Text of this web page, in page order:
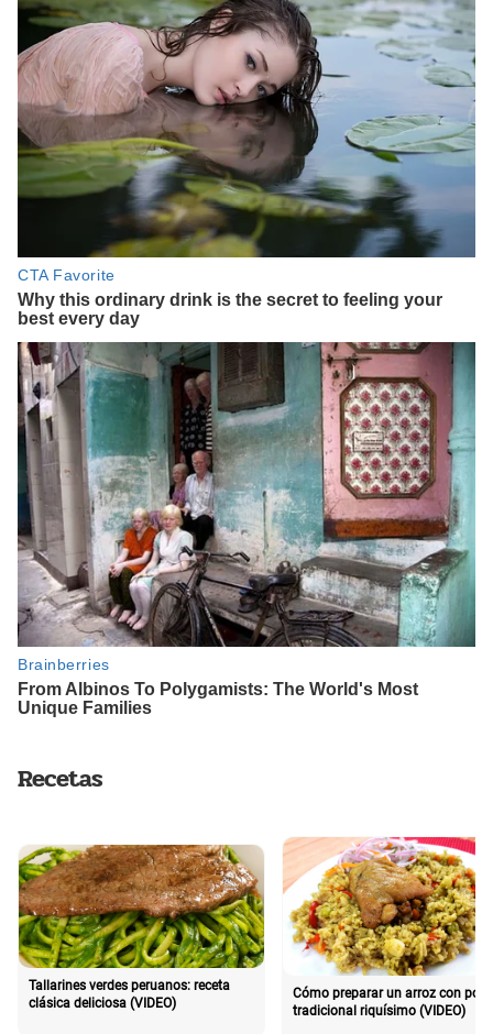
Recetas
Tallarines verdes peruanos: receta
clásica deliciosa (VIDEO)
Cómo preparar un arroz con pollo
tradicional riquísimo (VIDEO)